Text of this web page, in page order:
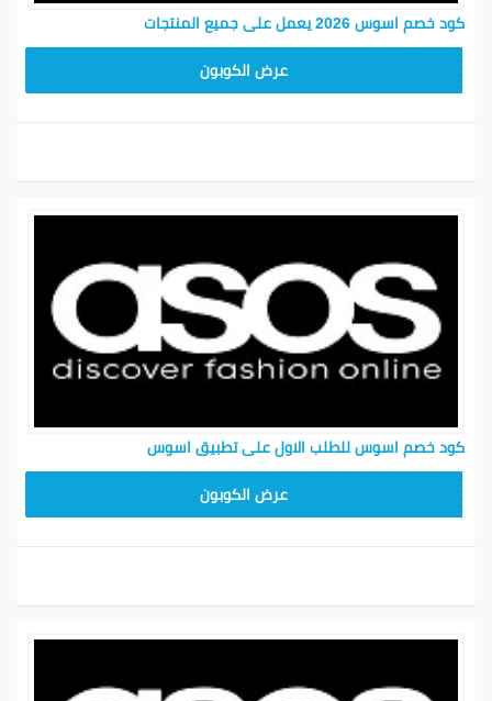
كود خصم اسوس 2026 يعمل على جميع المنتجات
عرض الكوبون
كود خصم اسوس للطلب الاول على تطبيق اسوس
عرض الكوبون